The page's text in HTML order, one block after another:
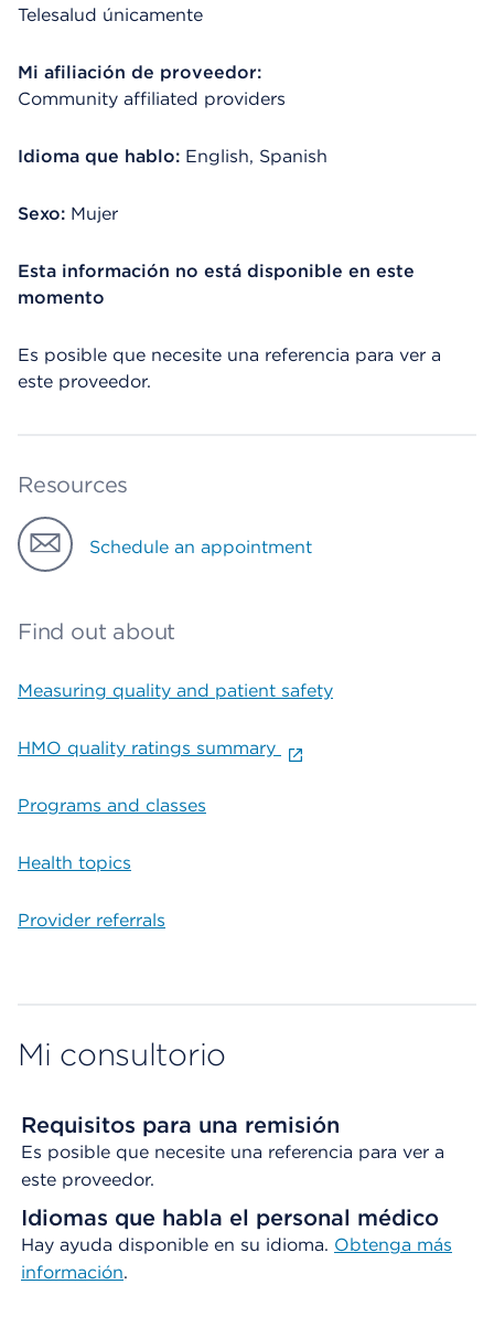
Telesalud únicamente
Mi afiliación de proveedor:
Community affiliated providers
Idioma que hablo: English, Spanish
Sexo: Mujer
Esta información no está disponible en este
momento
Es posible que necesite una referencia para ver a
este proveedor.
Resources
Schedule an appointment
Find out about
Measuring quality and patient safety
HMO quality ratings summary
Programs and classes
Health topics
Provider referrals
Mi consultorio
Requisitos para una remisión
Es posible que necesite una referencia para ver a
este proveedor.
Idiomas que habla el personal médico
Hay ayuda disponible en su idioma. Obtenga más
información.